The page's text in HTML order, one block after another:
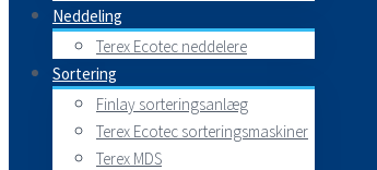
Neddeling
Terex Ecotec neddelere
Sortering
Finlay sorteringsanlæg
Terex Ecotec sorteringsmaskiner
Terex MDS